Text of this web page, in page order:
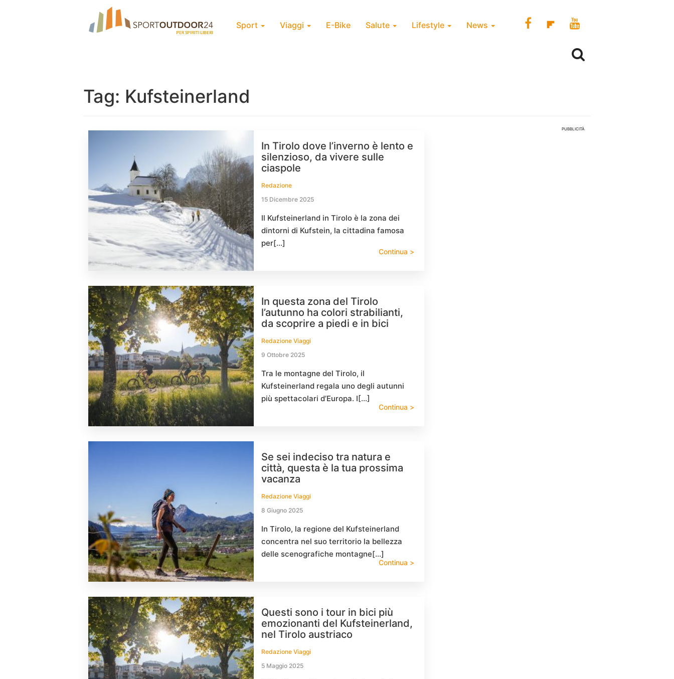
Sport Viaggi E-Bike Salute Lifestyle News
Tag: Kufsteinerland
In Tirolo dove l’inverno è lento e
silenzioso, da vivere sulle
ciaspole
Redazione
15 Dicembre 2025
Il Kufsteinerland in Tirolo è la zona dei
dintorni di Kufstein, la cittadina famosa
per[…]
Continua >
In questa zona del Tirolo
l’autunno ha colori strabilianti,
da scoprire a piedi e in bici
Redazione Viaggi
9 Ottobre 2025
Tra le montagne del Tirolo, il
Kufsteinerland regala uno degli autunni
più spettacolari d’Europa. I[…]
Continua >
Se sei indeciso tra natura e
città, questa è la tua prossima
vacanza
Redazione Viaggi
8 Giugno 2025
In Tirolo, la regione del Kufsteinerland
concentra nel suo territorio la bellezza
delle scenografiche montagne[…]
Continua >
Questi sono i tour in bici più
emozionanti del Kufsteinerland,
nel Tirolo austriaco
Redazione Viaggi
5 Maggio 2025
PUBBLICITÀ